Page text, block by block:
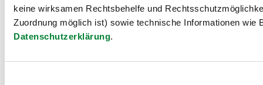
keine wirksamen Rechtsbehelfe und
Zuordnung möglich ist) sowie technische Informationen
Datenschutzerklärung.